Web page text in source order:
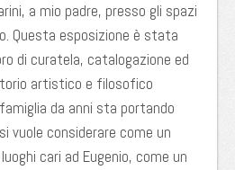
a mio padre, presso gli spazi
Questa esposizione è stata
di curatela, catalogazione ed
artistico e filosofico
da anni sta portando
vuole considerare come un
cari ad Eugenio, come un